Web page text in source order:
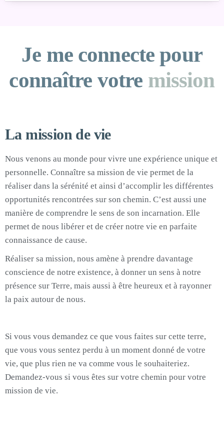
Je me connecte pour
connaître votre mission
La mission de vie
Nous venons au monde pour vivre une expérience unique et
personnelle. Connaître sa mission de vie permet de la
réaliser dans la sérénité et ainsi d’accomplir les différentes
opportunités rencontrées sur son chemin. C’est aussi une
manière de comprendre le sens de son incarnation. Elle
permet de nous libérer et de créer notre vie en parfaite
connaissance de cause.
Réaliser sa mission, nous amène à prendre davantage
conscience de notre existence, à donner un sens à notre
présence sur Terre, mais aussi à être heureux et à rayonner
la paix autour de nous.
Si vous vous demandez ce que vous faites sur cette terre,
que vous vous sentez perdu à un moment donné de votre
vie, que plus rien ne va comme vous le souhaiteriez.
Demandez-vous si vous êtes sur votre chemin pour votre
mission de vie.